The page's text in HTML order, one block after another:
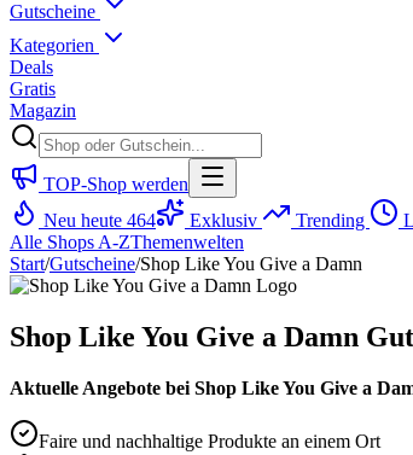
Gutscheine
Kategorien
Deals
Gratis
Magazin
TOP-Shop werden
Neu heute 464 Exklusiv Trending
Alle Shops A-ZThemenwelten
Start/Gutscheine/Shop Like You Give a Damn
Shop Like You Give a Damn
Aktuelle Angebote bei Shop Like You Give a
Faire und nachhaltige Produkte an einem Ort